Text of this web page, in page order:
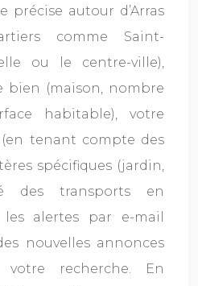
précise autour d’Arras
comme Saint-
ou le centre-ville),
bien (maison, nombre
habitable), votre
tenant compte des
spécifiques (jardin,
des transports en
les alertes par e-mail
nouvelles annonces
votre recherche. En